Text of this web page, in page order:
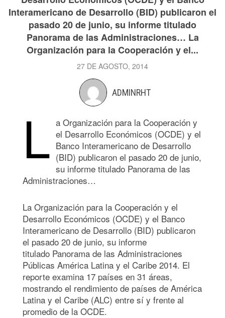
Interamericano de Desarrollo (BID) publicaron el
pasado 20 de junio, su informe titulado
Panorama de las Administraciones… La
Organización para la Cooperación y el...
27 DE AGOSTO, 2014
ADMINRHT
L a Organización para la Cooperación y
el Desarrollo Económicos (OCDE) y el
Banco Interamericano de Desarrollo
(BID) publicaron el pasado 20 de junio,
su informe titulado Panorama de las
Administraciones…
La Organización para la Cooperación y el
Desarrollo Económicos (OCDE) y el Banco
Interamericano de Desarrollo (BID) publicaron
el pasado 20 de junio, su informe
titulado Panorama de las Administraciones
Públicas América Latina y el Caribe 2014. El
reporte examina 17 países en 31 áreas,
mostrando el rendimiento de países de América
Latina y el Caribe (ALC) entre sí y frente al
promedio de la OCDE.